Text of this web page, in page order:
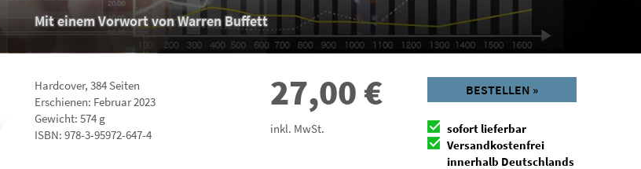
Mit einem Vorwort von Warren Buffett
Hardcover, 384 Seiten
Erschienen: Februar 2023
Gewicht: 574 g
ISBN: 978-3-95972-647-4
27,00€
inkl. MwSt.
BESTELLEN »
sofort lieferbar
Versandkostenfrei
innerhalb Deutschlands